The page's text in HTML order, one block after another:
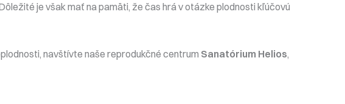
je však mať na pamäti, že čas hrá v otázke plodnosti kľúčovú
navštívte naše reprodukčné centrum Sanatórium Helios,